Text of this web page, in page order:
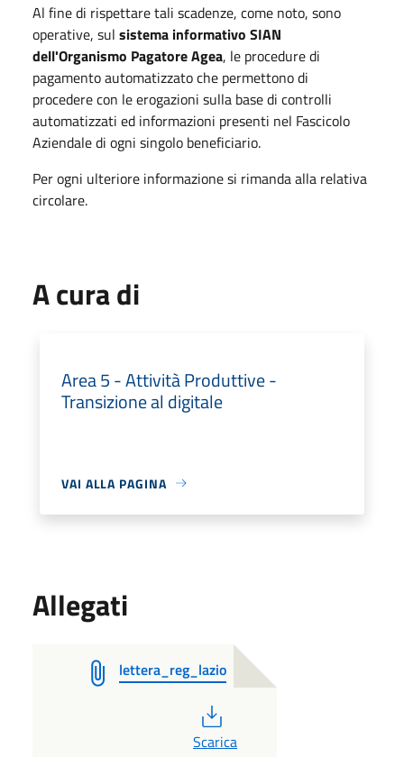
Al fine di rispettare tali scadenze, come noto, sono
operative, sul sistema informativo SIAN
dell'Organismo Pagatore Agea, le procedure di
pagamento automatizzato che permettono di
procedere con le erogazioni sulla base di controlli
automatizzati ed informazioni presenti nel Fascicolo
Aziendale di ogni singolo beneficiario.
Per ogni ulteriore informazione si rimanda alla relativa
circolare.
A cura di
Area 5 - Attività Produttive -
Transizione al digitale
VAI ALLA PAGINA
Allegati
lettera_reg_lazio
Scarica